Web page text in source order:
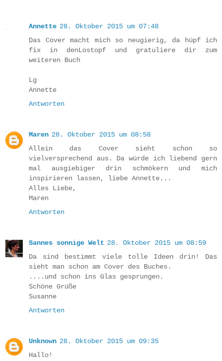
Annette 28. Oktober 2015 um 07:48
Das Cover macht mich so neugierig, da hüpf ich
fix in denLostopf und gratuliere dir zum
weiteren Buch
Lg
Annette
Antworten
Maren 28. Oktober 2015 um 08:58
Allein das Cover sieht schon so
vielversprechend aus. Da würde ich liebend gern
mal ausgiebiger drin schmökern und mich
inspirieren lassen, liebe Annette...
Alles Liebe,
Maren
Antworten
Sannes sonnige Welt 28. Oktober 2015 um 08:59
Da sind bestimmt viele tolle Ideen drin! Das
sieht man schon am Cover des Buches.
....und schon ins Glas gesprungen.
Schöne Grüße
Susanne
Antworten
Unknown 28. Oktober 2015 um 09:35
Hallo!